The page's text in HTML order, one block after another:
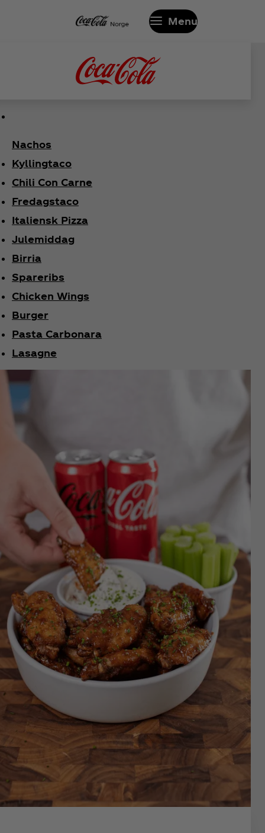
Menu
Nachos
Kyllingtaco
Chili Con Carne
Fredagstaco
Italiensk Pizza
Julemiddag
Birria
Spareribs
Chicken Wings
Burger
Pasta Carbonara
Lasagne